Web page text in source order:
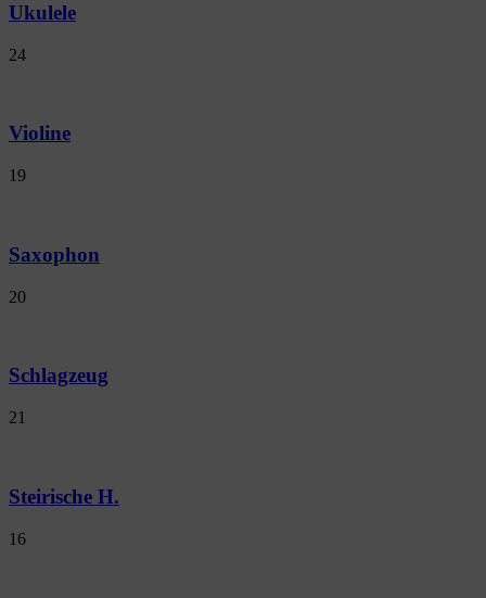
Ukulele
24
Violine
19
Saxophon
20
Schlagzeug
21
Steirische H.
16